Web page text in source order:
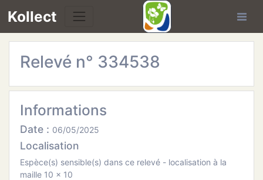
Kollect
Relevé n° 334538
Informations
Date : 06/05/2025
Localisation
Espèce(s) sensible(s) dans ce relevé - localisation à la
maille 10 x 10